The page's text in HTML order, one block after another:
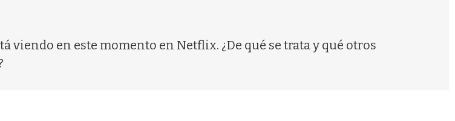
viendo en este momento en Netflix. ¿De qué se trata y qué otros